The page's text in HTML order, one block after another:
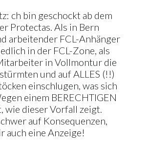
ch bin geschockt ab dem
Protectas. Als in Bern
arbeitender FCL-Anhänger
in der FCL-Zone, als
in Vollmontur die
und auf ALLES (!!)
einschlugen, was sich
einem BERECHTIGEN
wie dieser Vorfall zeigt.
auf Konsequenzen,
auch eine Anzeige!